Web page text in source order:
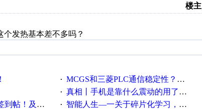
楼主
发热基本差不多吗？
· MCGS和三菱PLC通信稳定性？？？
· 真相丨手机是靠什么震动的用了这么多年才知道！
在线研讨会预告 · 智能人生—一关于碎片化学习，看这一篇就够了！